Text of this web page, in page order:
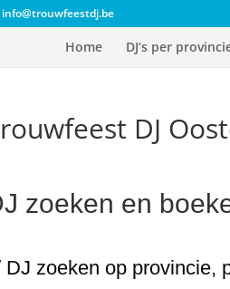
info@trouwfeestdj.be
Home DJ’s per
DJ
zoeken en
DJ zoeken op provincie,